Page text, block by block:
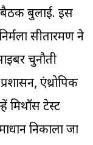
बैठक बुलाई. इस
सीतारमण ने
चुनौती
एंथ्रोपिक
मिथॉस टेस्ट
निकाला जा